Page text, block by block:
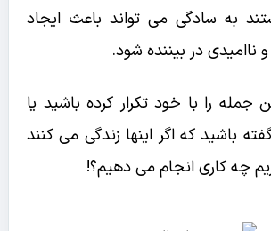
به سادگی می تواند باعث ایجاد
در بیننده شود.
جمله را با خود تکرار کرده باشید یا
باشید که اگر اینها زندگی می کنند
چه کاری انجام می دهیم؟!